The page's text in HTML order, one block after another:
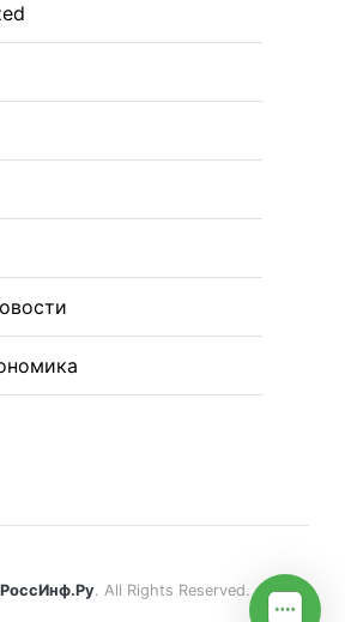
РоссИнф.Ру. All Rights Reserved.